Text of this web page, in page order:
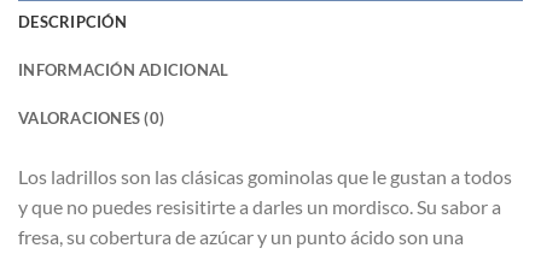
DESCRIPCIÓN
INFORMACIÓN ADICIONAL
VALORACIONES (0)
Los ladrillos son las clásicas gominolas que le gustan a todos
y que no puedes resisitirte a darles un mordisco. Su sabor a
fresa, su cobertura de azúcar y un punto ácido son una